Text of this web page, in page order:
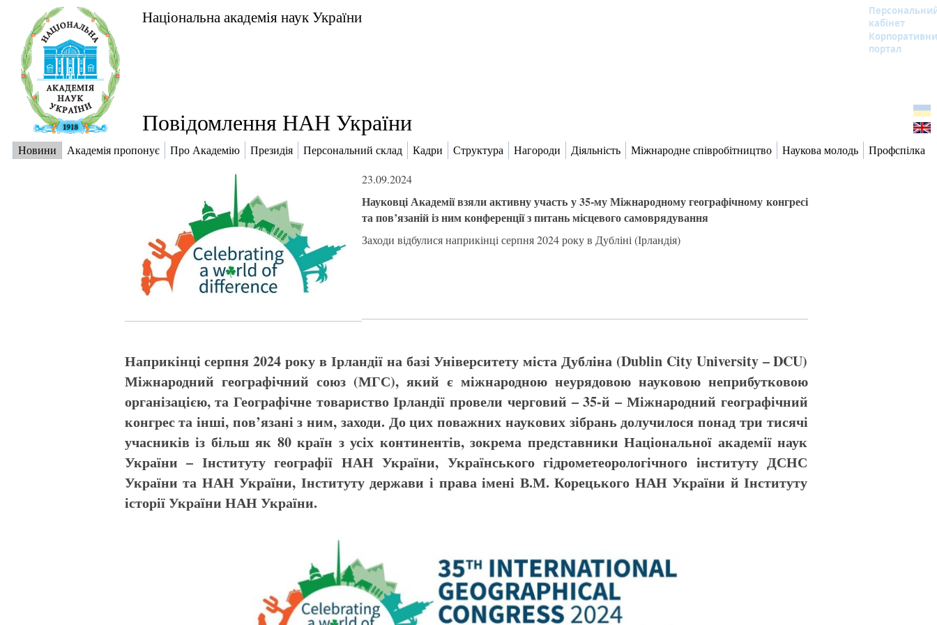
Національна академія наук України
кабінет
портал
Повідомлення НАН України
Новини Академія пропонує Про Академію Президія Персональний склад Кадри Структура Нагороди Діяльність Міжнародне співробітництво Наукова молодь Профспілка
23.09.2024
Науковці Академії взяли активну участь у 35-му Міжнародному географічному конгресі
та пов’язаній із ним конференції з питань місцевого самоврядування
Заходи відбулися наприкінці серпня 2024 року в Дубліні (Ірландія)
Наприкінці серпня 2024 року в Ірландії на базі Університету міста Дубліна (Dublin City University – DCU)
Міжнародний географічний союз (МГС), який є міжнародною неурядовою науковою неприбутковою
організацією, та Географічне товариство Ірландії провели черговий – 35-й – Міжнародний географічний
конгрес та інші, пов’язані з ним, заходи. До цих поважних наукових зібрань долучилося понад три тисячі
учасників із більш як 80 країн з усіх континентів, зокрема представники Національної академії наук
України – Інституту географії НАН України, Українського гідрометеорологічного інституту ДСНС
України та НАН України, Інституту держави і права імені В.М. Корецького НАН України й Інституту
історії України НАН України.